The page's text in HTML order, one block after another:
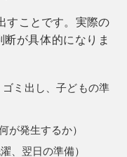
すことです。実際の
が具体的になりま
ミ出し、子どもの準
が発生するか）
、翌日の準備）